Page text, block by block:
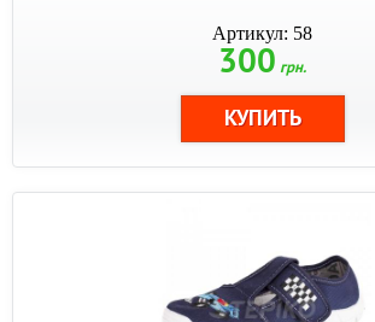
Артикул: 58
300 грн.